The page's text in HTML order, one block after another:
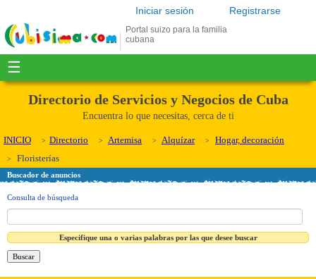
Registrarse
Iniciar sesión
Portal suizo para la familia
cubana
☰
Directorio de Servicios y Negocios de Cuba
Encuentra lo que necesitas, cerca de ti
INICIO Directorio Artemisa Alquízar
Hogar, decoración
Floristerías
Buscador de anuncios
Consulta de búsqueda
Especifique una o varias palabras por las que desee buscar